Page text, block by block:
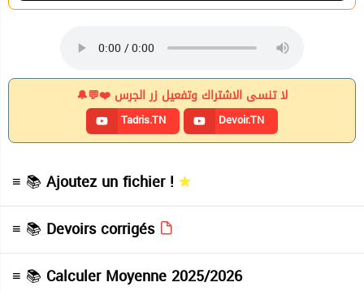
لا تنسى الاشتراك وتفعيل زر الجرس ❤️💬🔔
Tadris.TN Devoir.TN
≡ 📚 Ajoutez un fichier !
≡ 📚 Devoirs corrigés
≡ 📚 Calculer Moyenne 2025/2026